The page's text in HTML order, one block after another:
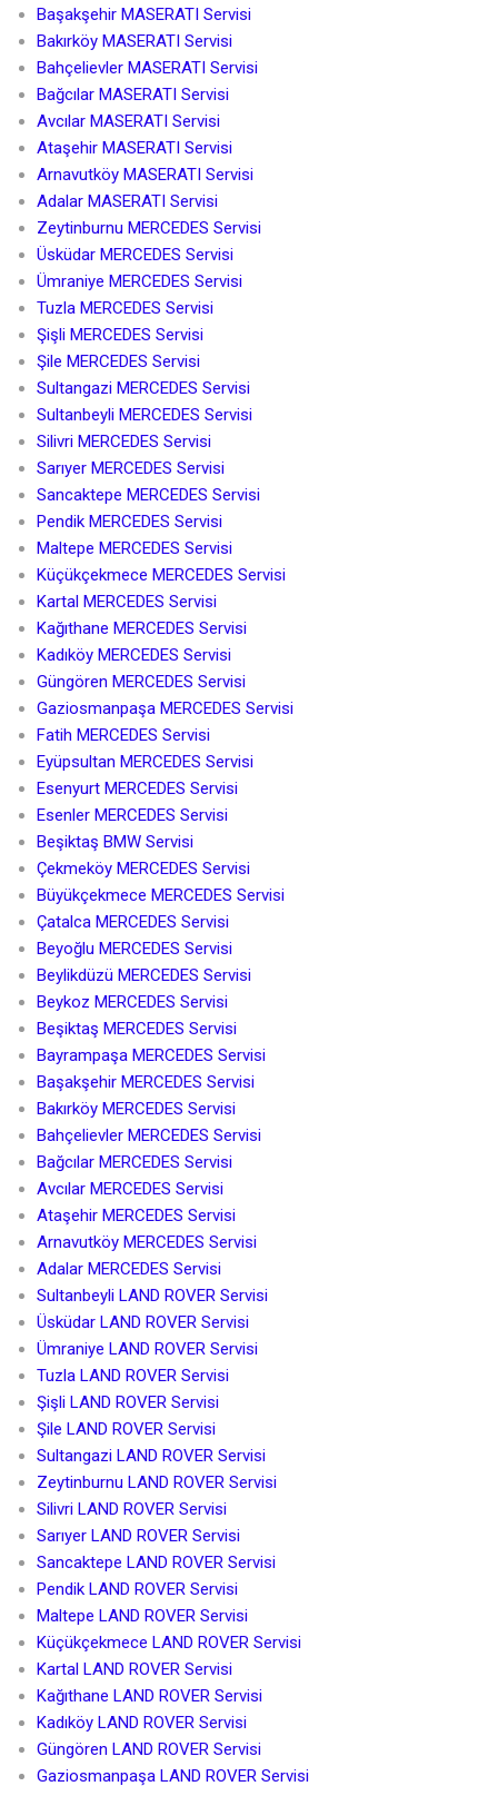
Başakşehir MASERATI Servisi
Bakırköy MASERATI Servisi
Bahçelievler MASERATI Servisi
Bağcılar MASERATI Servisi
Avcılar MASERATI Servisi
Ataşehir MASERATI Servisi
Arnavutköy MASERATI Servisi
Adalar MASERATI Servisi
Zeytinburnu MERCEDES Servisi
Üsküdar MERCEDES Servisi
Ümraniye MERCEDES Servisi
Tuzla MERCEDES Servisi
Şişli MERCEDES Servisi
Şile MERCEDES Servisi
Sultangazi MERCEDES Servisi
Sultanbeyli MERCEDES Servisi
Silivri MERCEDES Servisi
Sarıyer MERCEDES Servisi
Sancaktepe MERCEDES Servisi
Pendik MERCEDES Servisi
Maltepe MERCEDES Servisi
Küçükçekmece MERCEDES Servisi
Kartal MERCEDES Servisi
Kağıthane MERCEDES Servisi
Kadıköy MERCEDES Servisi
Güngören MERCEDES Servisi
Gaziosmanpaşa MERCEDES Servisi
Fatih MERCEDES Servisi
Eyüpsultan MERCEDES Servisi
Esenyurt MERCEDES Servisi
Esenler MERCEDES Servisi
Beşiktaş BMW Servisi
Çekmeköy MERCEDES Servisi
Büyükçekmece MERCEDES Servisi
Çatalca MERCEDES Servisi
Beyoğlu MERCEDES Servisi
Beylikdüzü MERCEDES Servisi
Beykoz MERCEDES Servisi
Beşiktaş MERCEDES Servisi
Bayrampaşa MERCEDES Servisi
Başakşehir MERCEDES Servisi
Bakırköy MERCEDES Servisi
Bahçelievler MERCEDES Servisi
Bağcılar MERCEDES Servisi
Avcılar MERCEDES Servisi
Ataşehir MERCEDES Servisi
Arnavutköy MERCEDES Servisi
Adalar MERCEDES Servisi
Sultanbeyli LAND ROVER Servisi
Üsküdar LAND ROVER Servisi
Ümraniye LAND ROVER Servisi
Tuzla LAND ROVER Servisi
Şişli LAND ROVER Servisi
Şile LAND ROVER Servisi
Sultangazi LAND ROVER Servisi
Zeytinburnu LAND ROVER Servisi
Silivri LAND ROVER Servisi
Sarıyer LAND ROVER Servisi
Sancaktepe LAND ROVER Servisi
Pendik LAND ROVER Servisi
Maltepe LAND ROVER Servisi
Küçükçekmece LAND ROVER Servisi
Kartal LAND ROVER Servisi
Kağıthane LAND ROVER Servisi
Kadıköy LAND ROVER Servisi
Güngören LAND ROVER Servisi
Gaziosmanpaşa LAND ROVER Servisi